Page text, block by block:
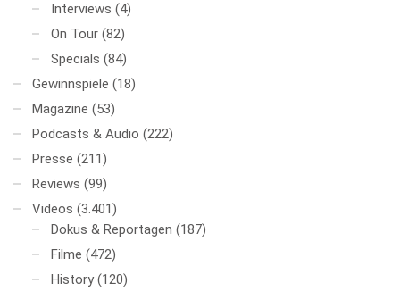
Interviews (4)
On Tour (82)
Specials (84)
Gewinnspiele (18)
Magazine (53)
Podcasts & Audio (222)
Presse (211)
Reviews (99)
Videos (3.401)
Dokus & Reportagen (187)
Filme (472)
History (120)